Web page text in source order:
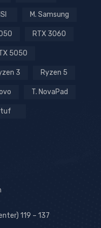
M. Samsung
RTX 3060
5050
3 Ryzen 5
T. NovaPad
tuf
119 – 137